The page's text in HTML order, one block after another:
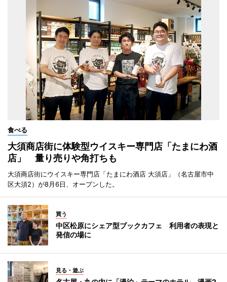
食べる
大須商店街に体験型ウイスキー専門店「たまにわ酒
店」 量り売りや角打ちも
大須商店街にウイスキー専門店「たまにわ酒店 大須店」（名古屋市中
区大須2）が8月6日、オープンした。
買う
中区松原にシェア型ブックカフェ 利用者の表現と
発信の場に
見る・遊ぶ